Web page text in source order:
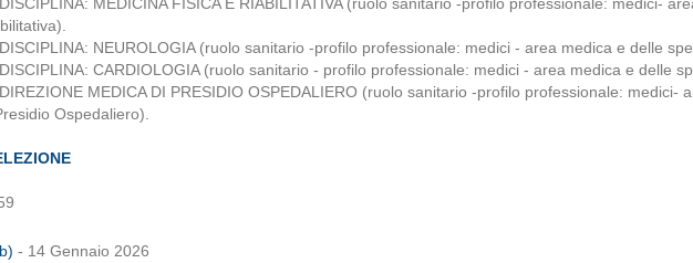
NEUROLOGIA (ruolo sanitario -profilo professio­nale: medici - area medica e delle
CARDIOLOGIA (ruolo sanitario - profilo profes­sionale: medici - area medica e delle
MEDICA DI PRESIDIO OSPEDALIERO (ruolo sanitario -profilo professionale: medici-
Ospedaliero).
- 14 Gennaio 2026